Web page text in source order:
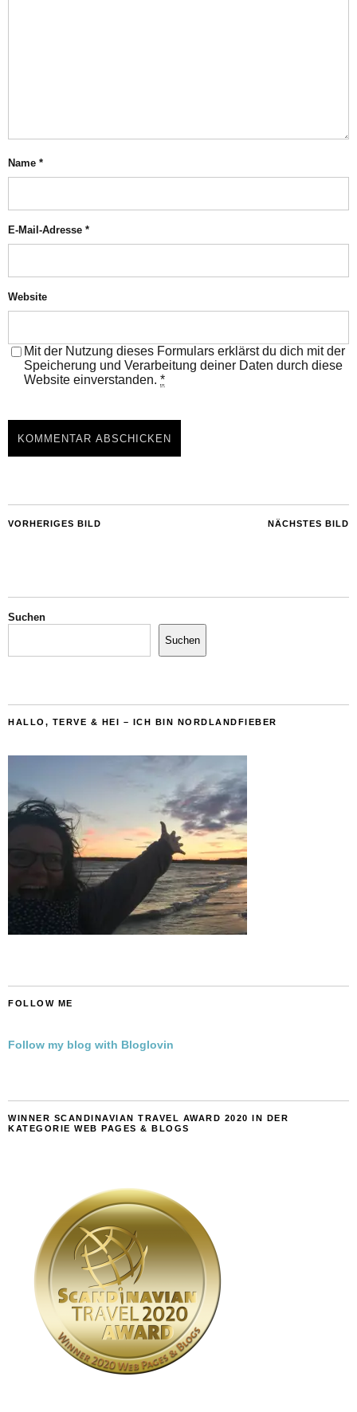
Name *
E-Mail-Adresse *
Website
Mit der Nutzung dieses Formulars erklärst du dich mit der
Speicherung und Verarbeitung deiner Daten durch diese
Website einverstanden. *
NÄCHSTES BILD
VORHERIGES BILD
Suchen
Suchen
HALLO, TERVE & HEI – ICH BIN NORDLANDFIEBER
FOLLOW ME
Follow my blog with Bloglovin
WINNER SCANDINAVIAN TRAVEL AWARD 2020 IN DER
KATEGORIE WEB PAGES & BLOGS